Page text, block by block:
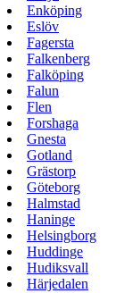
Enköping
Eslöv
Fagersta
Falkenberg
Falköping
Falun
Flen
Forshaga
Gnesta
Gotland
Grästorp
Göteborg
Halmstad
Haninge
Helsingborg
Huddinge
Hudiksvall
Härjedalen